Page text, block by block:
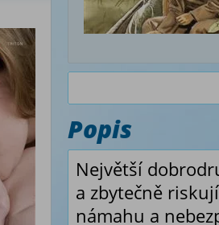
Popis
Největší
a zbytečně
námahu a